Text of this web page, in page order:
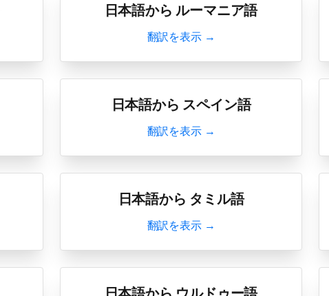
日本語から ルーマニア語
翻訳を表示 →
日本語から スペイン語
翻訳を表示 →
日本語から タミル語
翻訳を表示 →